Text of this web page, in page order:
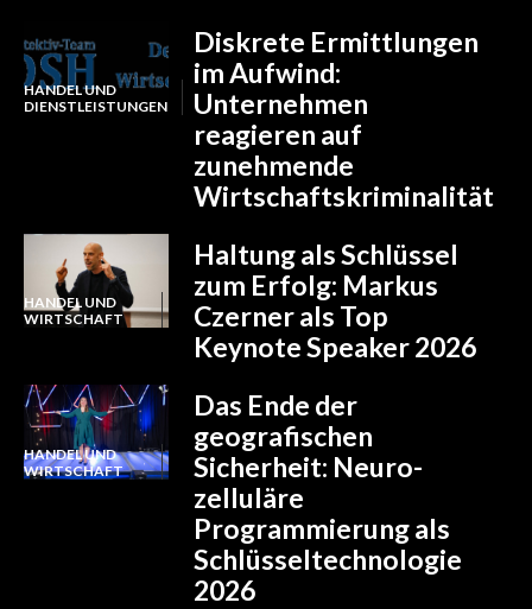
HANDEL UND
DIENSTLEISTUNGEN
Diskrete Ermittlungen
im Aufwind:
Unternehmen
reagieren auf
zunehmende
Wirtschaftskriminalität
HANDEL UND
WIRTSCHAFT
Haltung als Schlüssel
zum Erfolg: Markus
Czerner als Top
Keynote Speaker 2026
HANDEL UND
WIRTSCHAFT
Das Ende der
geografischen
Sicherheit: Neuro-
zelluläre
Programmierung als
Schlüsseltechnologie
2026